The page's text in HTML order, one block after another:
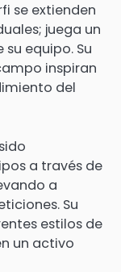
se extienden
juega un
equipo. Su
inspiran
del
a través de
a
Su
estilos de
un activo